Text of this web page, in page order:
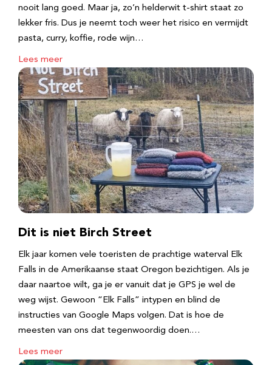
nooit lang goed. Maar ja, zo’n helderwit t-shirt staat zo
lekker fris. Dus je neemt toch weer het risico en vermijdt
pasta, curry, koffie, rode wijn…
Lees meer
Dit is niet Birch Street
Elk jaar komen vele toeristen de prachtige waterval Elk
Falls in de Amerikaanse staat Oregon bezichtigen. Als je
daar naartoe wilt, ga je er vanuit dat je GPS je wel de
weg wijst. Gewoon “Elk Falls” intypen en blind de
instructies van Google Maps volgen. Dat is hoe de
meesten van ons dat tegenwoordig doen.…
Lees meer